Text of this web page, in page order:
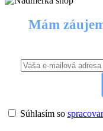
Mám
Súhlasím so